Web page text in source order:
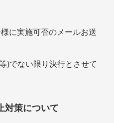
に実施可否のメールお送
)でない限り決行とさせて
対策について